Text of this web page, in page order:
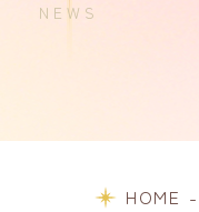
NEWS
HOME -